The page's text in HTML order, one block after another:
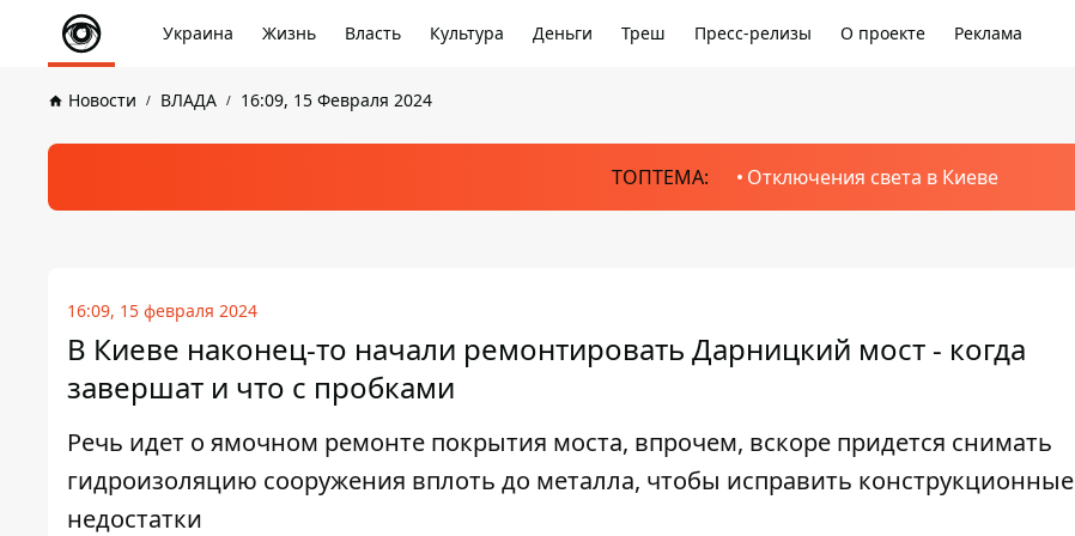
Украина Жизнь Власть Культура Деньги Треш Пресс-релизы О проекте Реклама
Новости ВЛАДА 16:09, 15 Февраля 2024
ТОПТЕМА: Отключения света в Киеве
16:09, 15 февраля 2024
В Киеве наконец-то начали ремонтировать Дарницкий мост - когда
завершат и что с пробками
Речь идет о ямочном ремонте покрытия моста, впрочем, вскоре придется снимать
гидроизоляцию сооружения вплоть до металла, чтобы исправить конструкционные
недостатки